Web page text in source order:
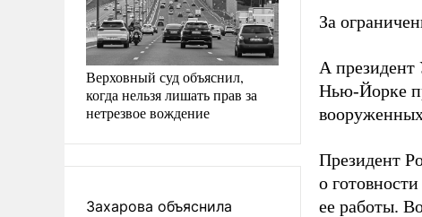
Верховный суд объяснил,
когда нельзя лишать прав за
нетрезвое вождение
Захарова объяснила
За
А
Нью-Йорке
Президент
о готовности
ее работы.